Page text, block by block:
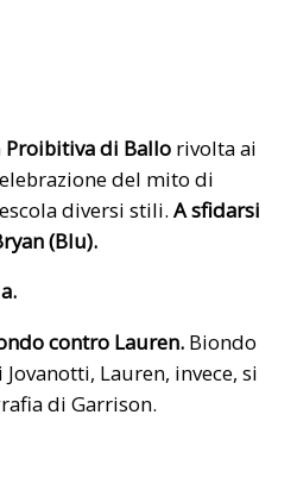
Proibitiva di Ballo rivolta ai
del mito di
diversi stili.A sfidarsi
(Blu).
contro Lauren. Biondo
Jovanotti, Lauren, invece, si
di Garrison.